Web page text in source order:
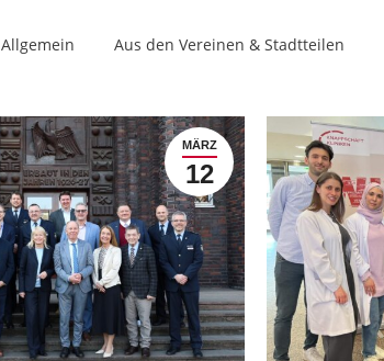
Allgemein Aus den Vereinen & Stadtteilen
MÄRZ
12